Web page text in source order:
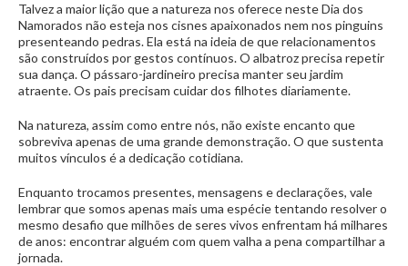
Talvez a maior lição que a natureza nos oferece neste Dia dos
Namorados não esteja nos cisnes apaixonados nem nos pinguins
presenteando pedras. Ela está na ideia de que relacionamentos
são construídos por gestos contínuos. O albatroz precisa repetir
sua dança. O pássaro-jardineiro precisa manter seu jardim
atraente. Os pais precisam cuidar dos filhotes diariamente.
Na natureza, assim como entre nós, não existe encanto que
sobreviva apenas de uma grande demonstração. O que sustenta
muitos vínculos é a dedicação cotidiana.
Enquanto trocamos presentes, mensagens e declarações, vale
lembrar que somos apenas mais uma espécie tentando resolver o
mesmo desafio que milhões de seres vivos enfrentam há milhares
de anos: encontrar alguém com quem valha a pena compartilhar a
jornada.